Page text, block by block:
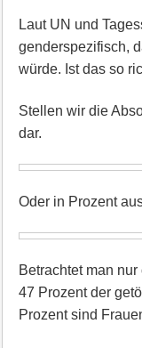
Laut UN und
genderspezifisch,
würde. Ist das so
Stellen wir die
dar.
Oder in Prozent
Betrachtet man
47 Prozent der
Prozent sind